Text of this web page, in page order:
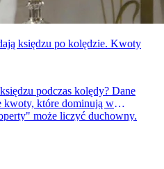
księdzu po kolędzie. Kwoty
podczas kolędy? Dane
kwoty, które dominują w
może liczyć duchowny.